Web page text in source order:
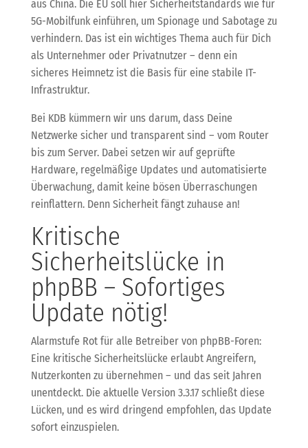
aus China. Die EU soll hier Sicherheitstandards wie für
5G-Mobilfunk einführen, um Spionage und Sabotage zu
verhindern. Das ist ein wichtiges Thema auch für Dich
als Unternehmer oder Privatnutzer – denn ein
sicheres Heimnetz ist die Basis für eine stabile IT-
Infrastruktur.
Bei KDB kümmern wir uns darum, dass Deine
Netzwerke sicher und transparent sind – vom Router
bis zum Server. Dabei setzen wir auf geprüfte
Hardware, regelmäßige Updates und automatisierte
Überwachung, damit keine bösen Überraschungen
reinflattern. Denn Sicherheit fängt zuhause an!
Kritische
Sicherheitslücke in
phpBB – Sofortiges
Update nötig!
Alarmstufe Rot für alle Betreiber von phpBB-Foren:
Eine kritische Sicherheitslücke erlaubt Angreifern,
Nutzerkonten zu übernehmen – und das seit Jahren
unentdeckt. Die aktuelle Version 3.3.17 schließt diese
Lücken, und es wird dringend empfohlen, das Update
sofort einzuspielen.